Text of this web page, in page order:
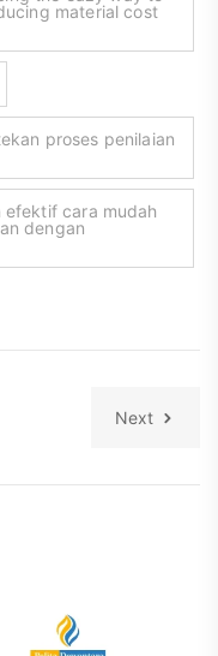
material cost
proses penilaian
cara mudah
dengan
Next